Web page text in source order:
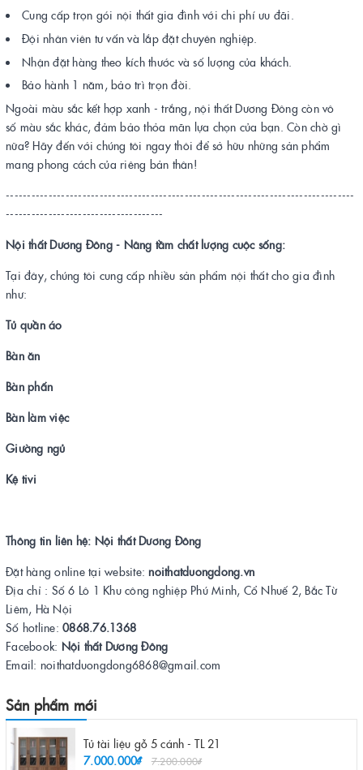
Cung cấp trọn gói nội thất gia đình với chi phí ưu đãi.
Đội nhân viên tư vấn và lắp đặt chuyên nghiệp.
Nhận đặt hàng theo kích thước và số lượng của khách.
Bảo hành 1 năm, bảo trì trọn đời.
Ngoài màu sắc kết hợp xanh - trắng, nội thất Dương Đông còn vô
số màu sắc khác, đảm bảo thỏa mãn lựa chọn của bạn. Còn chờ gì
nữa? Hãy đến với chúng tôi ngay thôi để sở hữu những sản phẩm
mang phong cách của riêng bản thân!
----------------------------------------------------------------------------------
-------------------------------------
Nội thất Dương Đông - Nâng tầm chất lượng cuộc sống:
Tại đây, chúng tôi cung cấp nhiều sản phẩm nội thất cho gia đình
như:
Tủ quần áo
Bàn ăn
Bàn phấn
Bàn làm việc
Giường ngủ
Kệ tivi
Thông tin liên hệ: Nội thất Dương Đông
Đặt hàng online tại website:noithatduongdong.vn
Địa chỉ : Số 6 Lô 1 Khu công nghiệp Phú Minh, Cổ Nhuế 2, Bắc Từ
Liêm, Hà Nội
Số hotline: 0868.76.1368
Facebook: Nội thất Dương Đông
Email: noithatduongdong6868@gmail.com
Sản phẩm mới
Tủ tài liệu gỗ 5 cánh - TL 21
7.000.000₫
7.200.000₫